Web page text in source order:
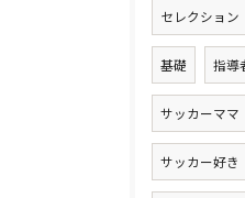
セレクション
基礎 指導
サッカーママ
サッカー好き